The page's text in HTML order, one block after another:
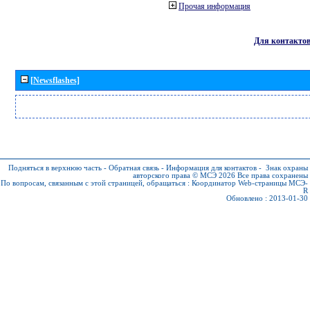
Прочая информация
Для контактов
[Newsflashes]
Подняться в верхнюю часть - Обратная связь - Информация для контактов - Знак охраны
авторского права © МСЭ 2026 Все права сохранены
По вопросам, связанным с этой страницей, обращаться : Координатор Web-страницы МСЭ-
R
Обновлено : 2013-01-30